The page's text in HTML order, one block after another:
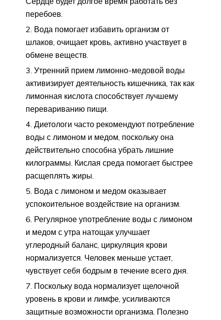
перебоев.
Вода помогает избавить организм от
шлаков, очищает кровь, активно участвует в
обмене веществ.
Утренний прием лимонно-медовой воды
активизирует деятельность кишечника, так как
лимонная кислота способствует лучшему
перевариванию пищи.
Диетологи часто рекомендуют потребление
воды с лимоном и медом, поскольку она
действительно способна убрать лишние
килограммы. Кислая среда помогает быстрее
расщеплять жиры.
Вода с лимоном и медом оказывает
успокоительное воздействие на организм.
Регулярное употребление воды с лимоном
и медом с утра натощак улучшает
углеродный баланс, циркуляция крови
нормализуется. Человек меньше устает,
чувствует себя бодрым в течение всего дня.
Поскольку вода нормализует щелочной
уровень в крови и лимфе, усиливаются
защитные возможности организма. Полезно